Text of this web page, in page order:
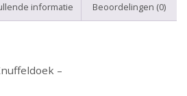
informatie Beoordelingen (0)
–